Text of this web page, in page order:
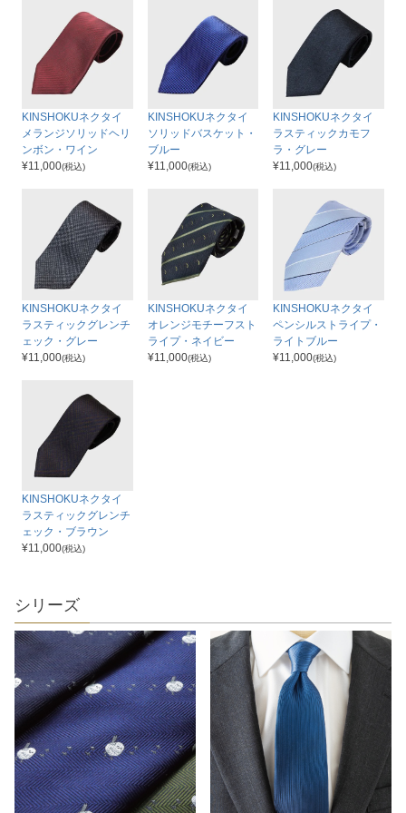
KINSHOKUネクタイ
メランジソリッドヘリ
ンボン・ワイン
¥11,000(税込)
KINSHOKUネクタイ
ソリッドバスケット・
ブルー
¥11,000(税込)
KINSHOKUネクタイ
ラスティックカモフ
ラ・グレー
¥11,000(税込)
KINSHOKUネクタイ
ラスティックグレンチ
ェック・グレー
¥11,000(税込)
KINSHOKUネクタイ
オレンジモチーフスト
ライプ・ネイビー
¥11,000(税込)
KINSHOKUネクタイ
ペンシルストライプ・
ライトブルー
¥11,000(税込)
KINSHOKUネクタイ
ラスティックグレンチ
ェック・ブラウン
¥11,000(税込)
シリーズ